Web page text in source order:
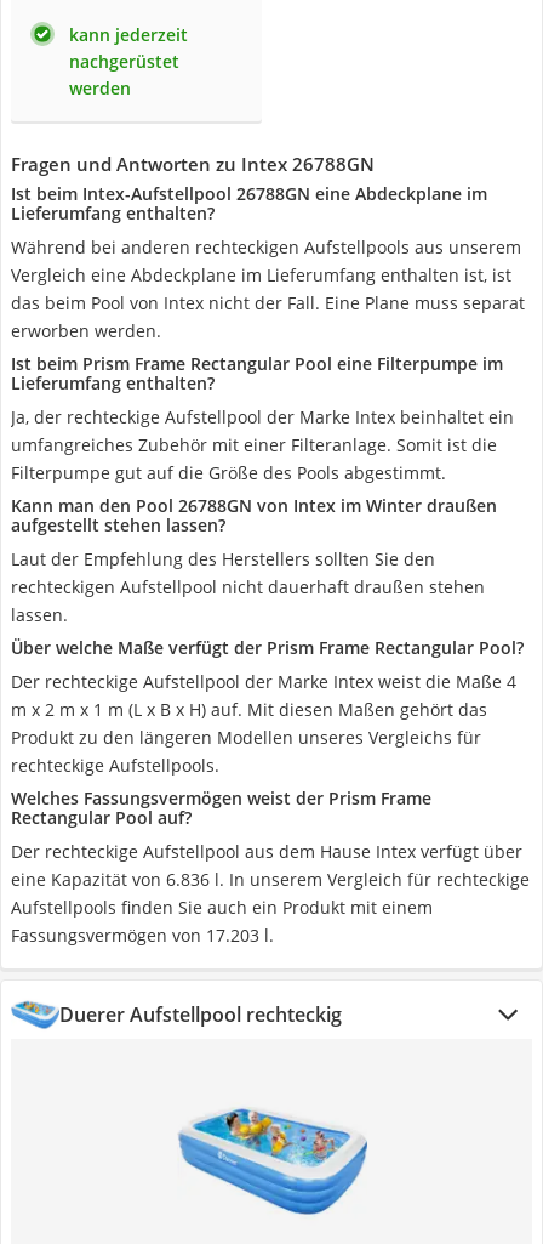
kann jederzeit
nachgerüstet
werden
Fragen und Antworten zu Intex 26788GN
Ist beim Intex-Aufstellpool 26788GN eine Abdeckplane im
Lieferumfang enthalten?
Während bei anderen rechteckigen Aufstellpools aus unserem
Vergleich eine Abdeckplane im Lieferumfang enthalten ist, ist
das beim Pool von Intex nicht der Fall. Eine Plane muss separat
erworben werden.
Ist beim Prism Frame Rectangular Pool eine Filterpumpe im
Lieferumfang enthalten?
Ja, der rechteckige Aufstellpool der Marke Intex beinhaltet ein
umfangreiches Zubehör mit einer Filteranlage. Somit ist die
Filterpumpe gut auf die Größe des Pools abgestimmt.
Kann man den Pool 26788GN von Intex im Winter draußen
aufgestellt stehen lassen?
Laut der Empfehlung des Herstellers sollten Sie den
rechteckigen Aufstellpool nicht dauerhaft draußen stehen
lassen.
Über welche Maße verfügt der Prism Frame Rectangular Pool?
Der rechteckige Aufstellpool der Marke Intex weist die Maße 4
m x 2 m x 1 m (L x B x H) auf. Mit diesen Maßen gehört das
Produkt zu den längeren Modellen unseres Vergleichs für
rechteckige Aufstellpools.
Welches Fassungsvermögen weist der Prism Frame
Rectangular Pool auf?
Der rechteckige Aufstellpool aus dem Hause Intex verfügt über
eine Kapazität von 6.836 l. In unserem Vergleich für rechteckige
Aufstellpools finden Sie auch ein Produkt mit einem
Fassungsvermögen von 17.203 l.
Duerer Aufstellpool rechteckig